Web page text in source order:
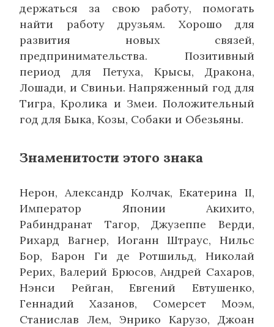
держаться за свою работу, помогать
найти работу друзьям. Хорошо для
развития новых связей,
предпринимательства. Позитивный
период для Петуха, Крысы, Дракона,
Лошади, и Свиньи. Напряженный год для
Тигра, Кролика и Змеи. Положительный
год для Быка, Козы, Собаки и Обезьяны.
Знаменитости этого знака
Нерон, Александр Колчак, Екатерина II,
Император Японии Акихито,
Рабиндранат Тагор, Джузеппе Верди,
Рихард Вагнер, Иоганн Штраус, Нильс
Бор, Барон Ги де Ротшильд, Николай
Рерих, Валерий Брюсов, Андрей Сахаров,
Нэнси Рейган, Евгений Евтушенко,
Геннадий Хазанов, Сомерсет Моэм,
Станислав Лем, Энрико Карузо, Джоан